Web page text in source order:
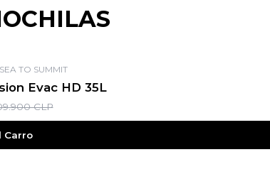
SEA TO SUMMIT
Evac HD 35L
CLP
Carro